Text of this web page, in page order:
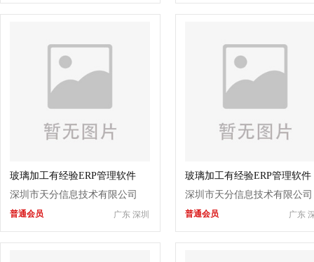
玻璃加工有经验ERP管理软件
深圳市天分信息技术有限公司
广东 深圳
普通会员
玻璃加工有经验ERP管理软件
深圳市天分信息技术有限公司
广东
普通会员